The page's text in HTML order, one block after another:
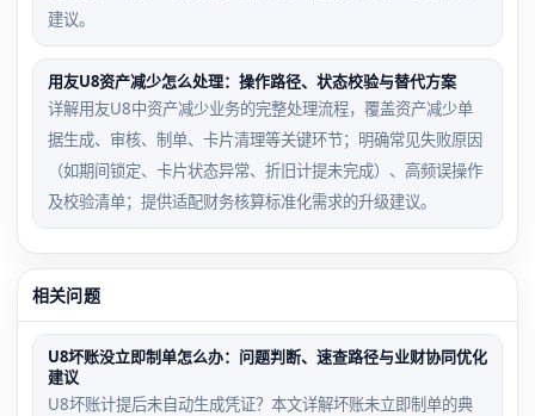
建议。
用友U8资产减少怎么处理：操作路径、状态校验与替代方案
详解用友U8中资产减少业务的完整处理流程，覆盖资产减少单
据生成、审核、制单、卡片清理等关键环节；明确常见失败原因
（如期间锁定、卡片状态异常、折旧计提未完成）、高频误操作
及校验清单；提供适配财务核算标准化需求的升级建议。
相关问题
U8坏账没立即制单怎么办：问题判断、速查路径与业财协同优化
建议
U8坏账计提后未自动生成凭证？本文详解坏账未立即制单的典